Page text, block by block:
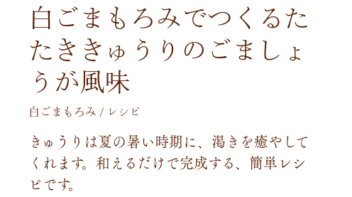
白ごまもろみでつくるた
たききゅうりのごましょ
うが風味
白ごまもろみ / レシピ
きゅ う り は夏の暑い時期に、 渇き を癒や して
く れます。和えるだけで完成する、 簡単レシ
ピです。